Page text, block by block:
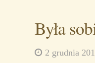
Była
2 grudnia